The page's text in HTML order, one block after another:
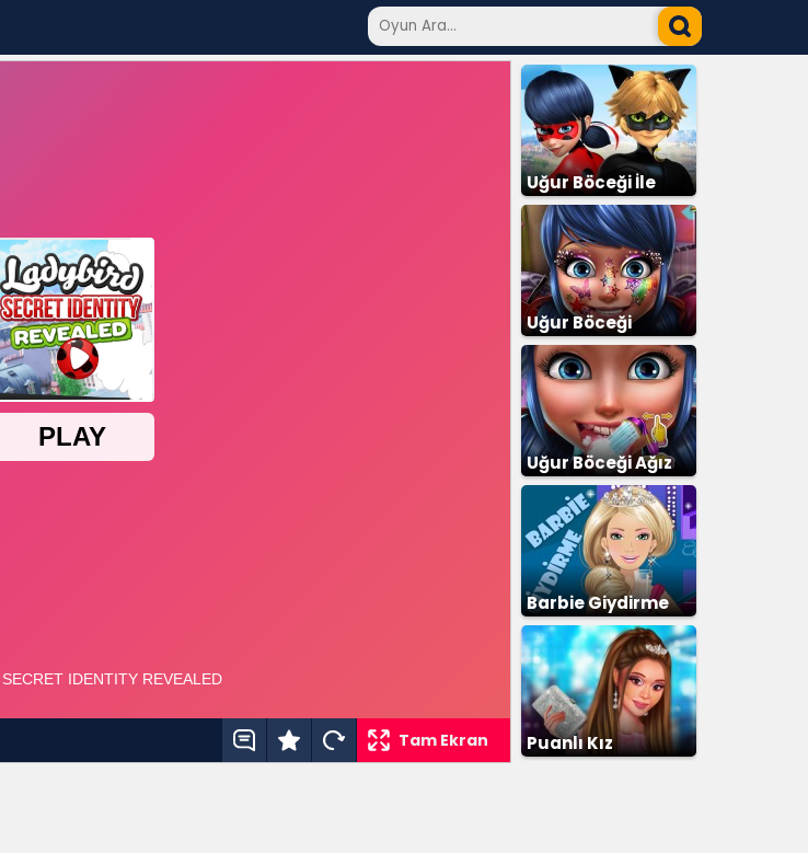
Tam Ekran
Uğur Böceği İle
Kara Kedi
Uğur Böceği
Makyaj
Uğur Böceği Ağız
Bakımı
Barbie Giydirme
Puanlı Kız